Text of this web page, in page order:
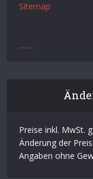
Sitemap
........
Preise inkl. MwSt.
Änderung der
Angaben ohne